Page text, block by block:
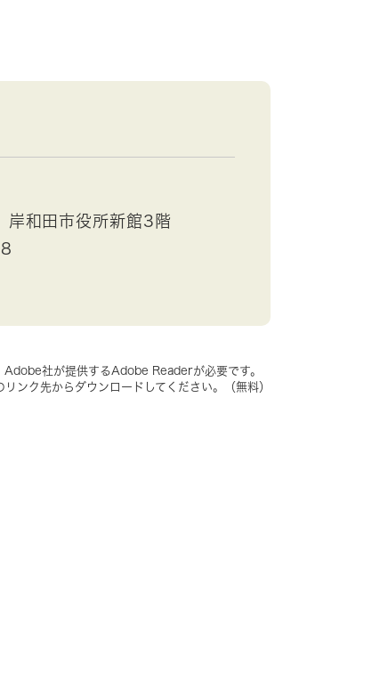
和田市役所新館3階
Adobe社が提供するAdobe Readerが必要です。
ンク先からダウンロードしてください。（無料）